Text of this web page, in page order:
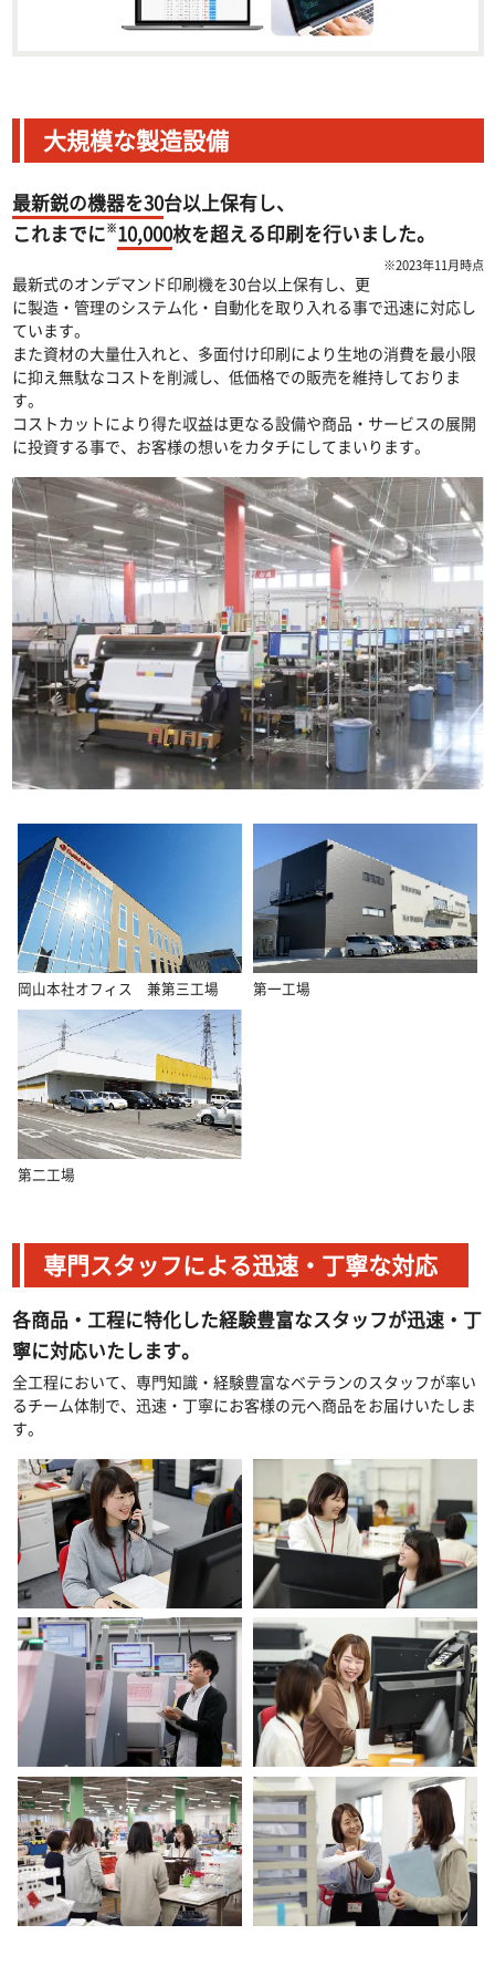
大規模な製造設備
最新鋭の機器を30台以上保有し、
これまでに※10,000枚を超える印刷を行いました。
※2023年11月時点
最新式のオンデマンド印刷機を30台以上保有し、更
に製造・管理のシステム化・自動化を取り入れる事で迅速に対応し
ています。
また資材の大量仕入れと、多面付け印刷により生地の消費を最小限
に抑え無駄なコストを削減し、低価格での販売を維持しておりま
す。
コストカットにより得た収益は更なる設備や商品・サービスの展開
に投資する事で、お客様の想いをカタチにしてまいります。
岡山本社オフィス 兼第三工場 第一工場
第二工場
専門スタッフによる迅速・丁寧な対応
各商品・工程に特化した経験豊富なスタッフが迅速・丁
寧に対応いたします。
全工程において、専門知識・経験豊富なベテランのスタッフが率い
るチーム体制で、迅速・丁寧にお客様の元へ商品をお届けいたしま
す。